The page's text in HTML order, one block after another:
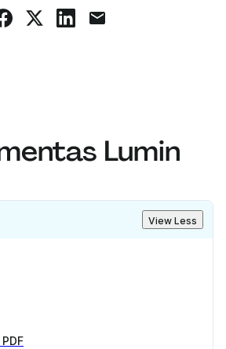
Lumin
View Less